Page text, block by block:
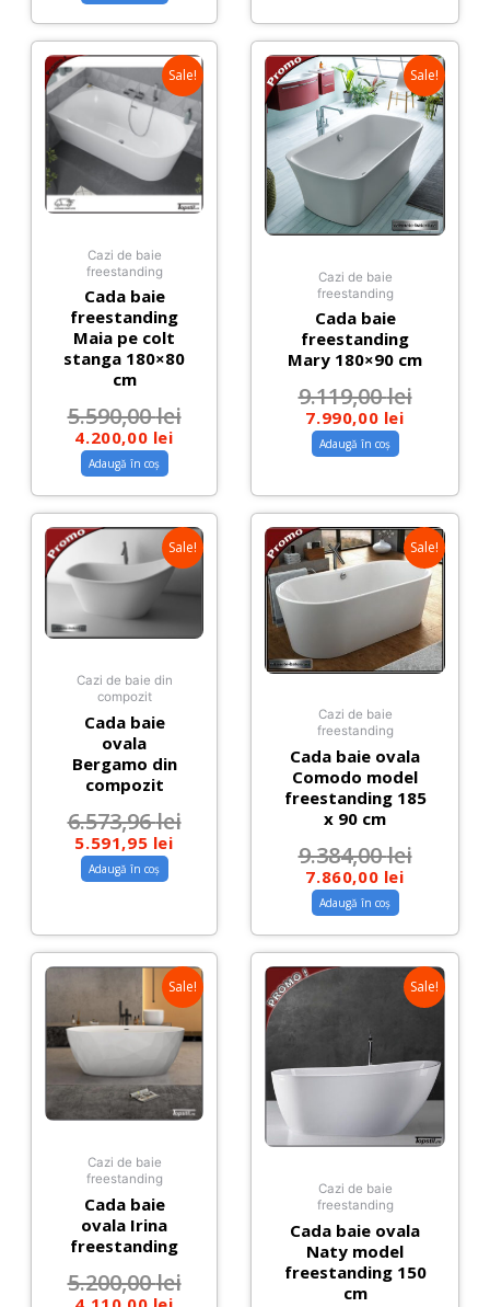
Sale!
Cazi de baie
freestanding
Cada baie
freestanding
Maia pe colt
stanga 180×80
cm
5.590,00lei
4.200,00 lei
Adaugă în coș
Sale!
Cazi de baie
freestanding
Cada baie
freestanding
Mary 180×90 cm
9.119,00lei
7.990,00 lei
Adaugă în coș
Sale!
Cazi de baie din
compozit
Cada baie
ovala
Bergamo din
compozit
6.573,96lei
5.591,95 lei
Adaugă în coș
Sale!
Cazi de baie
freestanding
Cada baie ovala
Comodo model
freestanding 185
x 90 cm
9.384,00lei
7.860,00 lei
Adaugă în coș
Sale!
Cazi de baie
freestanding
Cada baie
ovala Irina
freestanding
5.200,00lei
Sale!
Cazi de baie
freestanding
Cada baie ovala
Naty model
freestanding 150
cm